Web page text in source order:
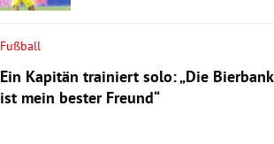
Fußball
Ein Kapitän trainiert solo: „Die Bierbank
ist mein bester Freund“